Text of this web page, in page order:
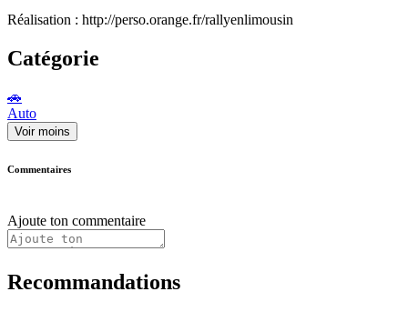
Réalisation : http://perso.orange.fr/rallyenlimousin
Catégorie
🚗
Auto
Voir moins
Commentaires
Ajoute ton commentaire
Recommandations